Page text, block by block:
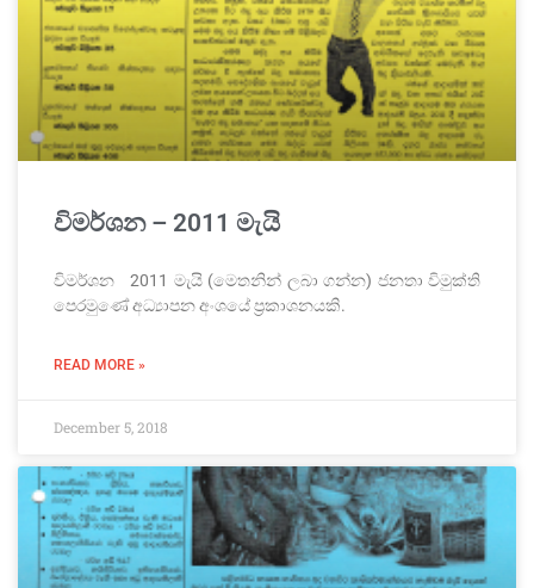
විමර්ශන – 2011 මැයි
විමර්ශන 2011 මැයි (මෙතනින් ලබා ගන්න) ජනතා විමුක්ති
පෙරමුණේ අධ්‍යාපන අංශයේ ප්‍රකාශනයකි.
READ MORE »
December 5, 2018